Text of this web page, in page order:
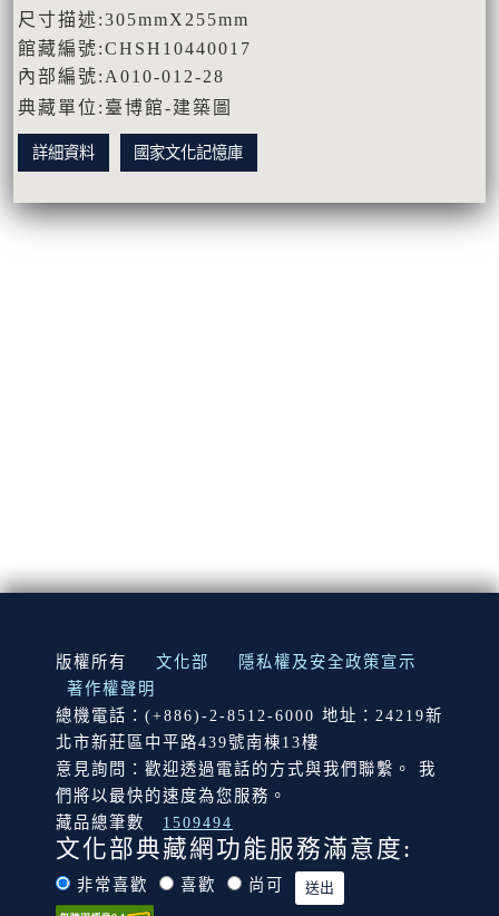
尺寸描述:305mmX255mm
館藏編號:CHSH10440017
內部編號:A010-012-28
典藏單位:臺博館-建築圖
詳細資料 國家文化記憶庫
:::
版權所有 文化部
隱私權及安全政策宣示
著作權聲明
總機電話：(+886)-2-8512-6000 地址：24219新
北市新莊區中平路439號南棟13樓
意見詢問：歡迎透過電話的方式與我們聯繫。 我
們將以最快的速度為您服務。
藏品總筆數
1509494
文化部典藏網功能服務滿意度:
非常喜歡 喜歡 尚可